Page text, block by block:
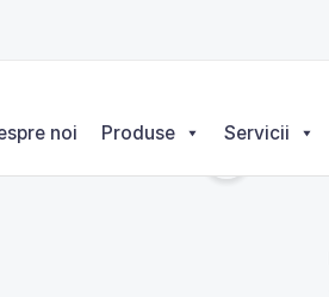
noi Produse Servicii